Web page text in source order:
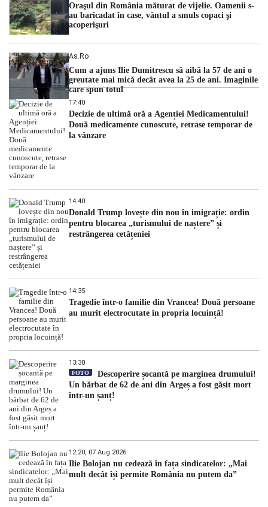
Oraşul din România măturat de vijelie. Oamenii s-
au baricadat în case, vântul a smuls copaci şi
acoperişuri
As.ro
Cum a ajuns Ilie Dumitrescu să aibă la 57 de ani o
greutate mai mică decât avea la 25 de ani. Imaginile
care spun totul
17:40
Decizie de ultimă oră a Agenției Medicamentului!
Două medicamente cunoscute, retrase temporar de
la vânzare
14:40
Donald Trump lovește din nou în imigrație: ordin
pentru blocarea „turismului de naștere” și
restrângerea cetățeniei
14:35
Tragedie într-o familie din Vrancea! Două persoane
au murit electrocutate în propria locuință!
13:30
FOTO
Descoperire șocantă pe marginea drumului!
Un bărbat de 62 de ani din Argeș a fost găsit mort
într-un șanț!
12:20, 07 Aug 2026
Ilie Bolojan nu cedează în fața sindicatelor: „Mai
mult decât își permite România nu putem da”